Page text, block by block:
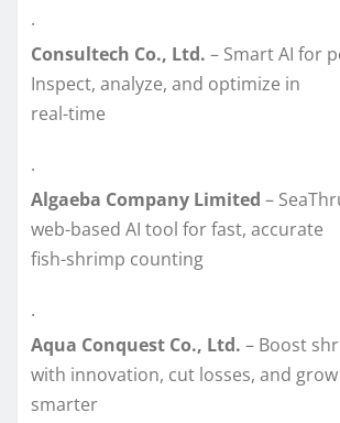
·
Consultech Co., Ltd. – Smart AI for
Inspect, analyze, and optimize in
real-time
·
Algaeba Company Limited –
web-based AI tool for fast, accurate
fish-shrimp counting
·
Aqua Conquest Co., Ltd. – Boost
with innovation, cut losses, and grow
smarter